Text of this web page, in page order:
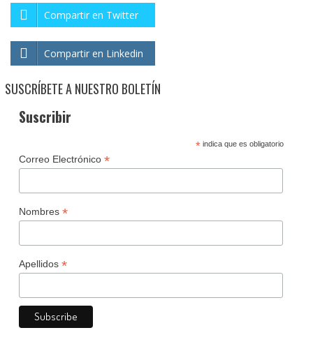
Compartir en Twitter
Compartir en Linkedin
SUSCRÍBETE A NUESTRO BOLETÍN
Suscribir
*indica que es obligatorio
Correo Electrónico *
Nombres *
Apellidos *